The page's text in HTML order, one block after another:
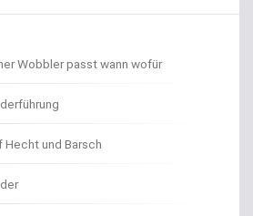
Wobbler passt wann wofür
Hecht und Barsch